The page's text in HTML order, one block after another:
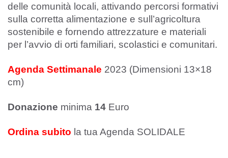
delle comunità locali, attivando percorsi formativi
sulla corretta alimentazione e sull’agricoltura
sostenibile e fornendo attrezzature e materiali
per l’avvio di orti familiari, scolastici e comunitari.
Agenda Settimanale 2023 (Dimensioni 13×18
cm)
Donazione minima 14 Euro
Ordina subito la tua Agenda SOLIDALE